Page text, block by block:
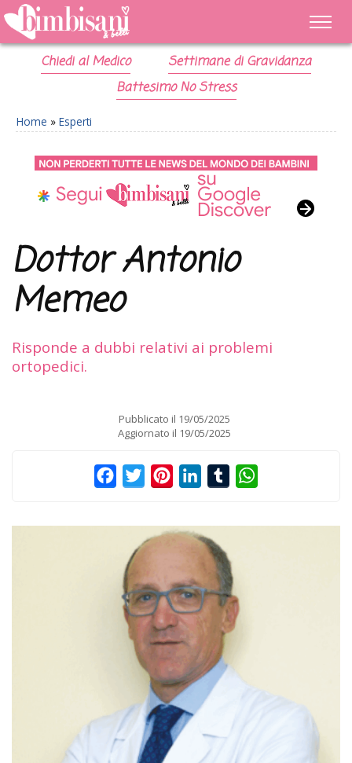
Chiedi al Medico
Settimane di Gravidanza
Battesimo No Stress
Home » Esperti
Dottor Antonio
Memeo
Risponde a dubbi relativi ai problemi
ortopedici.
Pubblicato il 19/05/2025
Aggiornato il 19/05/2025
FacebookTwitterPinterestLinkedInTumblr